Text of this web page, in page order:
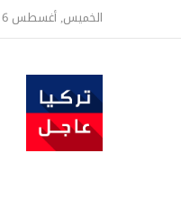
الخميس, أغسطس 6 2026